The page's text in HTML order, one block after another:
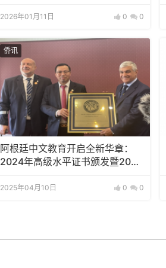
2026年01月11日 0 0
侨讯
阿根廷中文教育开启全新华章：
2024年高级水平证书颁发暨2025
2025年04月10日 0 0